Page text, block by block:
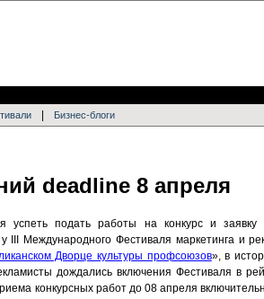
Бизнес-блоги
deadline 8 апреля
успеть подать работы на конкурс и
III Международного Фестиваля маркетинга и
Дворце культуры профсоюзов», в
дождались включения Фестиваля в
конкурсных работ до 08 апреля